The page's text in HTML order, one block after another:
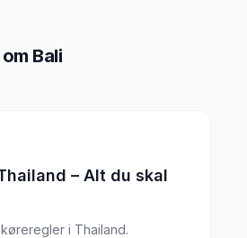
Bali
– Alt du skal
i Thailand.